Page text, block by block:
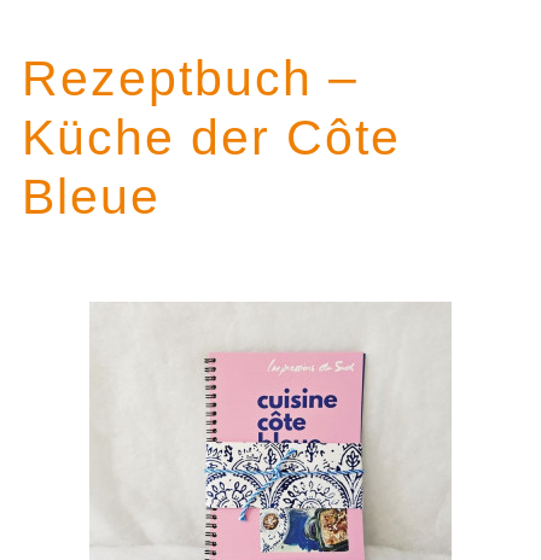
Rezeptbuch –
Küche der Côte
Bleue